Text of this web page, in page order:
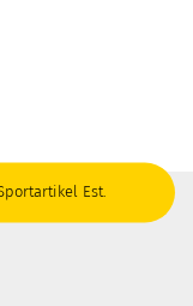
Est.